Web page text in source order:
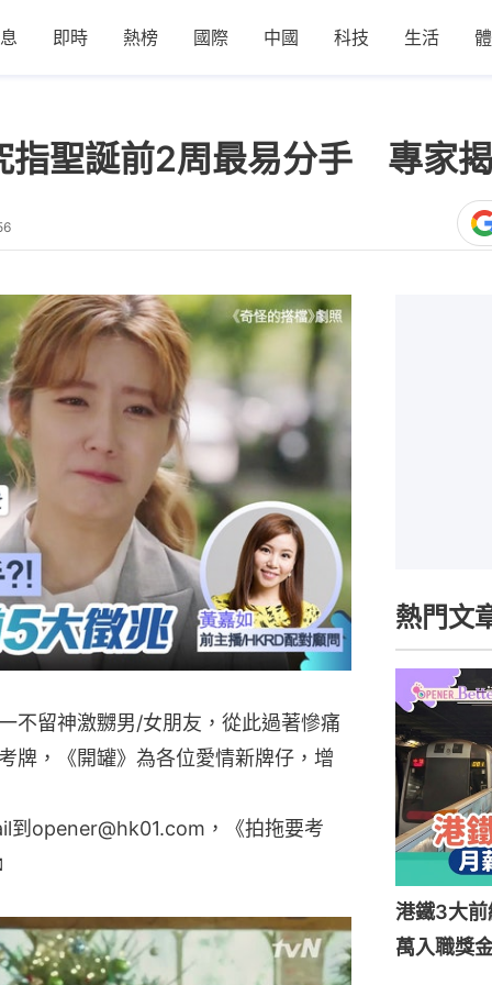
即時 熱榜 國際 中國 科技 生活
指聖誕前2周最易分手 專家
不留神激嬲男/女朋友，從此過著慘痛
牌，《開罐》為各位愛情新牌仔，增
到opener@hk01.com，《拍拖要考
熱門文
港鐵3大
萬入職獎